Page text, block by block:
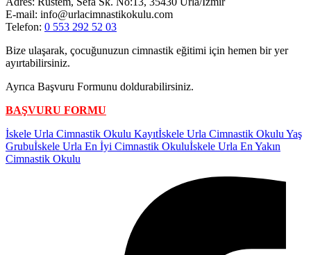
E-mail: info@urlacimnastikokulu.com
Telefon: 0 553 292 52 03
Bize ulaşarak, çocuğunuzun cimnastik eğitimi için hemen bir yer
ayırtabilirsiniz.
Ayrıca Başvuru Formunu doldurabilirsiniz.
BAŞVURU FORMU
Etiketler:
İskele Urla Cimnastik Okulu Kayıtİskele Urla Cimnastik Okulu Yaş
Grubuİskele Urla En İyi Cimnastik Okuluİskele Urla En Yakın
Cimnastik Okulu